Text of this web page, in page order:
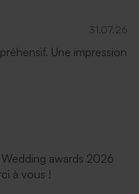
31.07.26
Une impression
awards 2026
à vous !